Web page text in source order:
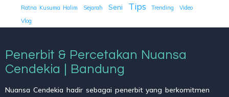
Ratna Kusuma Halim Sejarah Seni Tips Trending
Video
Vlog
Penerbit & Percetakan Nuansa
Cendekia | Bandung
Nuansa Cendekia hadir sebagai penerbit yang berkomitmen